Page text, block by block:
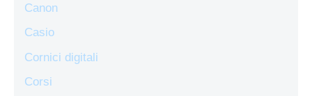
Canon
Casio
Cornici digitali
Corsi